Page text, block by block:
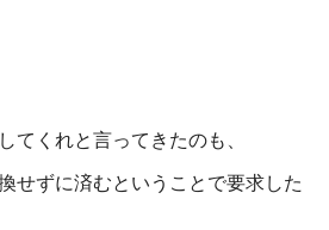
てくれと言ってきたのも、
せずに済むということで要求した